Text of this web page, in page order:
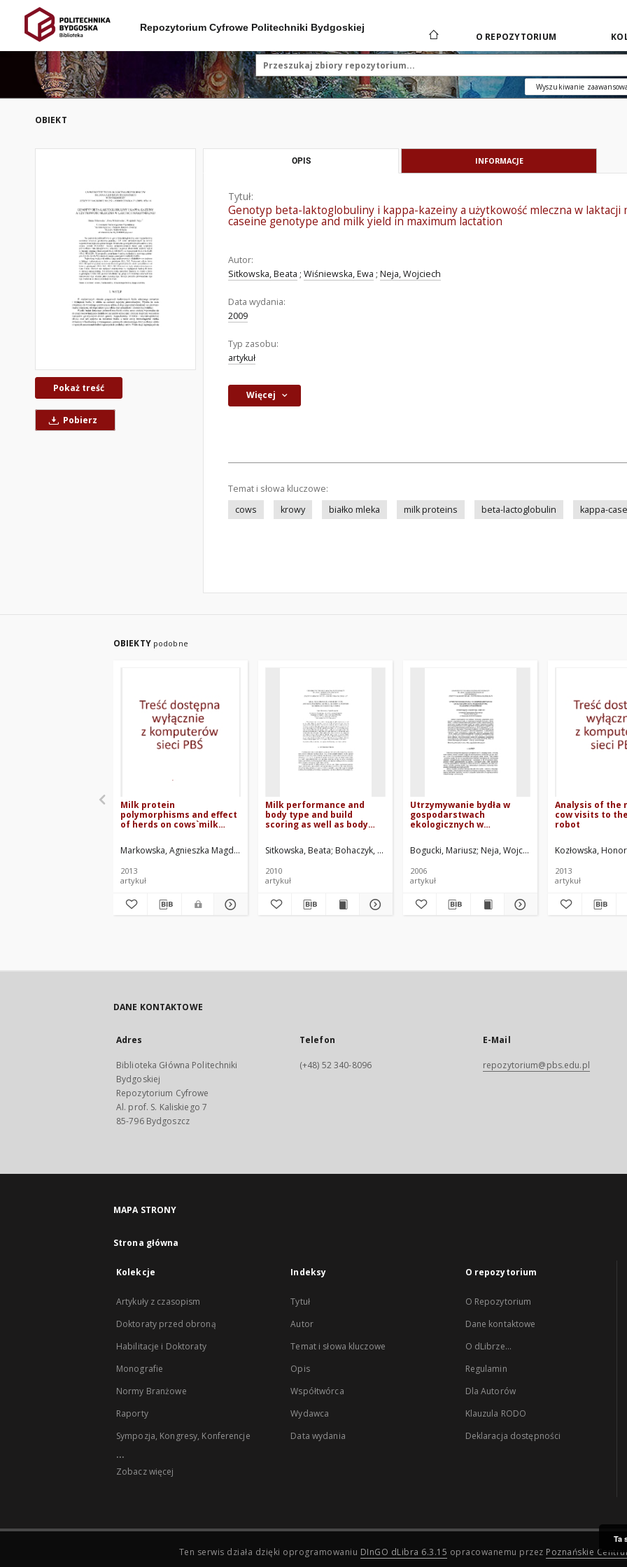
Repozytorium Cyfrowe Politechniki Bydgoskiej
O REPOZYTORIUM
Wyszukiwanie
OBIEKT
Pokaż treść
Pobierz
OPIS INFORMACJE
Tytuł:
Genotyp beta-laktoglobuliny i kappa-kazeiny a użytkowość mleczna w
caseine genotype and milk yield in maximum lactation
Autor:
Sitkowska, Beata ; Wiśniewska, Ewa ; Neja, Wojciech
Data wydania:
2009
Typ zasobu:
artykuł
Więcej
Temat i słowa kluczowe:
cows
krowy białko mleka milk proteins beta-lactoglobulin kappa-
OBIEKTY podobne
Milk protein
polymorphisms and effect
of herds on cows`milk
Markowska, Agnieszka Magdalena
Sitkowska, Beata Neja, Wojciech Milczewska, Agata Mroczkowski, Sławomir
2013
artykuł
Milk performance and
body type and build
scoring as well as body
calf cows
Sitkowska, Beata Bohaczyk, Marta Nowachowicz, Jerzy. Red.
2010
artykuł
Utrzymywanie bydła w
gospodarstwach
ekologicznych w
pomorskim
Bogucki, Mariusz Neja, Wojciech Oler, Adam
2006
artykuł
Analysis of the
cow visits to
robot
Kozłowska,
2013
artykuł
DANE KONTAKTOWE
Adres
Biblioteka Główna Politechniki
Bydgoskiej
Repozytorium Cyfrowe
Al. prof. S. Kaliskiego 7
85-796 Bydgoszcz
Telefon
(+48) 52 340-8096
E-Mail
repozytorium@pbs.edu.pl
MAPA STRONY
Strona główna
Kolekcje
Artykuły z czasopism
Doktoraty przed obroną
Habilitacje i Doktoraty
Monografie
Normy Branżowe
Raporty
Sympozja, Kongresy, Konferencje
...
Zobacz więcej
Indeksy
Tytuł
Autor
Temat i słowa kluczowe
Opis
Współtwórca
Wydawca
Data wydania
O repozytorium
O Repozytorium
Dane kontaktowe
O dLibrze...
Regulamin
Dla Autorów
Klauzula RODO
Deklaracja dostępności
Ten serwis działa dzięki oprogramowaniu DInGO dLibra 6.3.15 opracowanemu przez Poznańskie
Ta